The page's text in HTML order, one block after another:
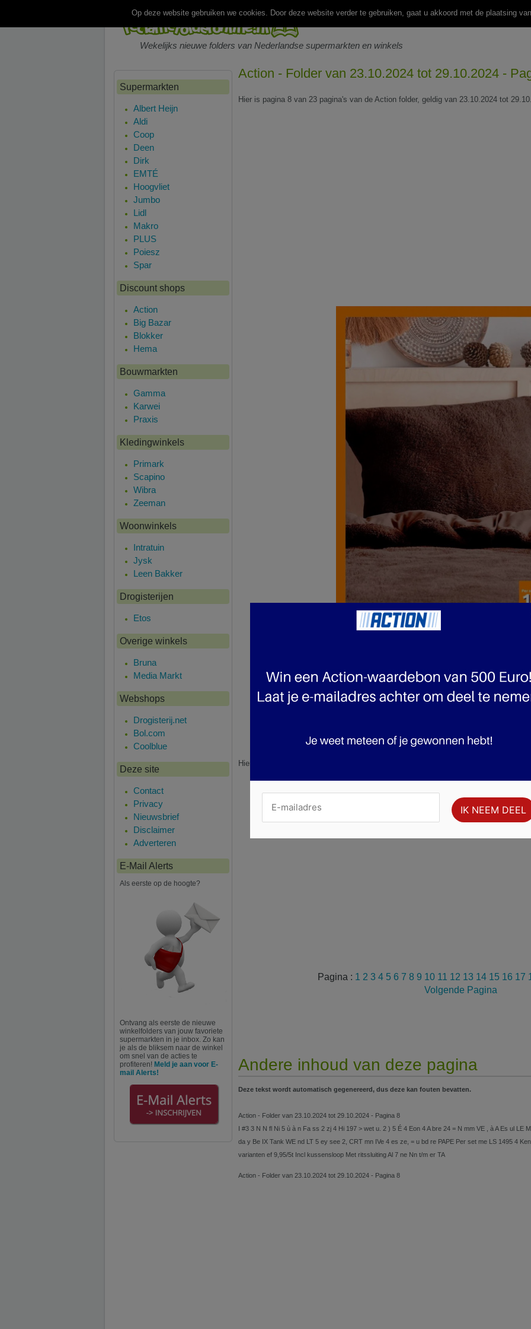
Wekelijks nieuwe folders van Nederlandse supermarkten en winkels
Action - Folder van 23.10.2024 tot 29.10.2024 -
Hier is pagina 8 van 23 pagina's van de Action folder, geldig van 23.10.2024 tot
Hier is pagina 8 van 23 pagina's van de Action folder, geldig van 23.10.2024 tot
Pagina : 1 2 3 4 5 6 7 8 9 10 11 12 13 14 15 16 17
Volgende Pagina
Andere inhoud van deze pagina
Deze tekst wordt automatisch gegenereerd, dus deze kan fouten bevatten.
Action - Folder van 23.10.2024 tot 29.10.2024 - Pagina 8
I #3 3 N N fl Ni 5 ù à n Fa ss 2 zj 4 Hi 197 > wet u. 2 ) 5 É 4 Eon 4 A bre 24 = N mm VE , à A Es ul LE
da y Be IX Tank WE nd LT 5 ey see 2, CRT mn IVe 4 es ze, = u bd re PAPE Per set me LS 1495 4
varianten ef 9,95/5t Incl kussensloop Met ritssluiting Al 7 ne Nn t/m er TA
Action - Folder van 23.10.2024 tot 29.10.2024 - Pagina 8
Supermarkten
Albert Heijn
Aldi
Coop
Deen
Dirk
EMTÉ
Hoogvliet
Jumbo
Lidl
Makro
PLUS
Poiesz
Spar
Discount shops
Action
Big Bazar
Blokker
Hema
Bouwmarkten
Gamma
Karwei
Praxis
Kledingwinkels
Primark
Scapino
Wibra
Zeeman
Woonwinkels
Intratuin
Jysk
Leen Bakker
Drogisterijen
Etos
Overige winkels
Bruna
Media Markt
Webshops
Drogisterij.net
Bol.com
Coolblue
Deze site
Contact
Privacy
Nieuwsbrief
Disclaimer
Adverteren
E-Mail Alerts
Als eerste op de hoogte?
Ontvang als eerste de nieuwe
winkelfolders van jouw favoriete
supermarkten in je inbox. Zo kan
je als de bliksem naar de winkel
om snel van de acties te
profiteren! Meld je aan voor E-
mail Alerts!
Op deze website gebruiken we cookies. Door deze website verder te gebruiken, gaat u akkoord met de plaatsing